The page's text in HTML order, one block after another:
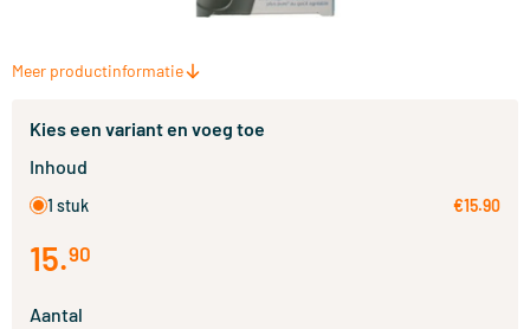
Meer productinformatie
Kies een variant en voeg toe
Inhoud
1 stuk €15.90
15.90
Aantal